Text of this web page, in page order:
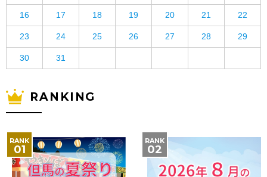
16 17 18 19 20 21 22
23 24 25 26 27 28 29
30 31
RANKING